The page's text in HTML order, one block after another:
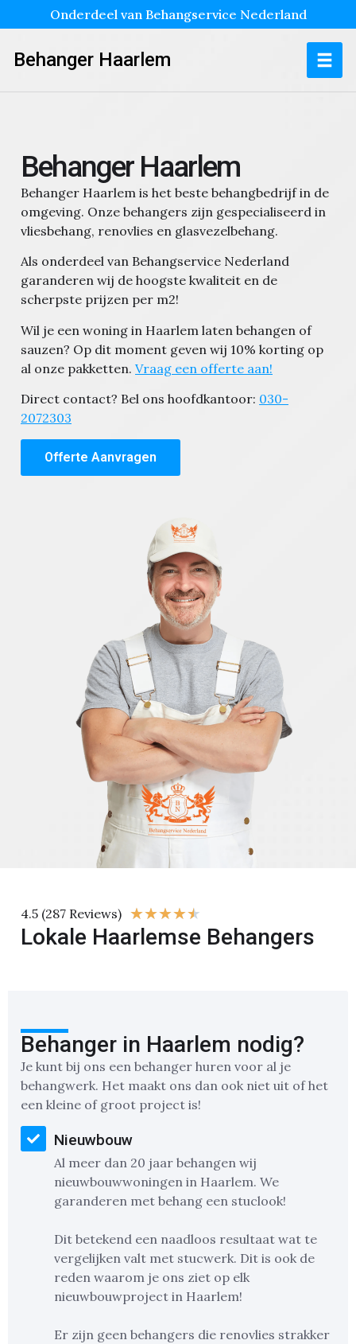
Onderdeel van Behangservice Nederland
Behanger Haarlem
Behanger Haarlem
Behanger Haarlem is het beste behangbedrijf in de
omgeving. Onze behangers zijn gespecialiseerd in
vliesbehang, renovlies en glasvezelbehang.
Als onderdeel van Behangservice Nederland
garanderen wij de hoogste kwaliteit en de
scherpste prijzen per m2!
Wil je een woning in Haarlem laten behangen of
sauzen? Op dit moment geven wij 10% korting op
al onze pakketten. Vraag een offerte aan!
Direct contact? Bel ons hoofdkantoor: 030-
2072303
Offerte Aanvragen
4.5 (287 Reviews) ★★★★★
Lokale Haarlemse Behangers
Behanger in Haarlem nodig?
Je kunt bij ons een behanger huren voor al je
behangwerk. Het maakt ons dan ook niet uit of het
een kleine of groot project is!
Nieuwbouw
Al meer dan 20 jaar behangen wij
nieuwbouwwoningen in Haarlem. We
garanderen met behang een stuclook!
Dit betekend een naadloos resultaat wat te
vergelijken valt met stucwerk. Dit is ook de
reden waarom je ons ziet op elk
nieuwbouwproject in Haarlem!
Er zijn geen behangers die renovlies strakker